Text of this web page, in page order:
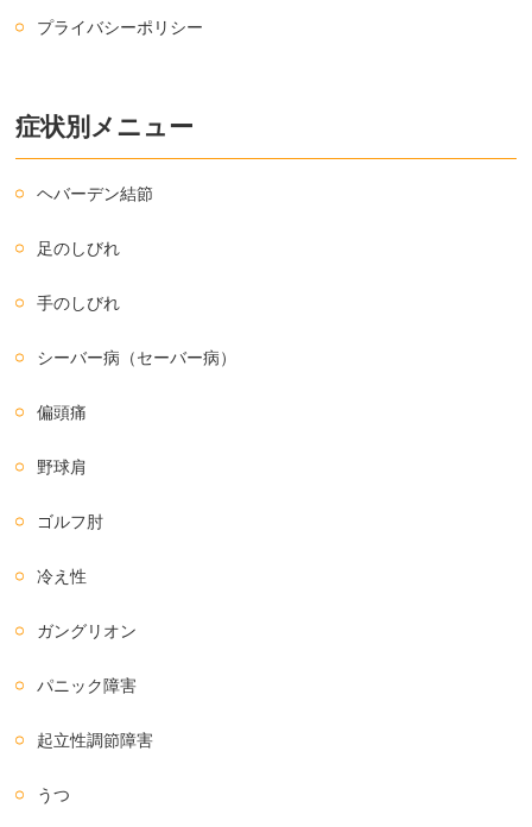
プライバシーポリシー
症状別メニュー
ヘバーデン結節
足のしびれ
手のしびれ
シーバー病（セーバー病）
偏頭痛
野球肩
ゴルフ肘
冷え性
ガングリオン
パニック障害
起立性調節障害
うつ